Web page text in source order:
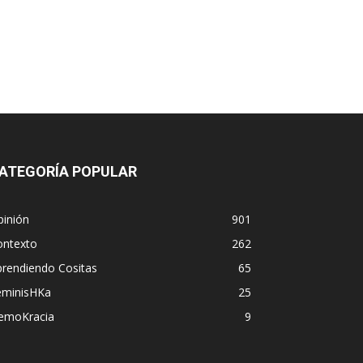
POPULAR
901
262
Cositas
65
25
9